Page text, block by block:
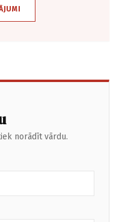
norādīt vārdu.